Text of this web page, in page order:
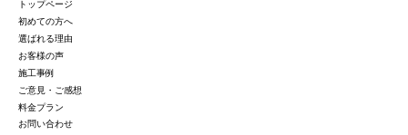
トップページ
初めての方へ
選ばれる理由
お客様の声
施工事例
ご意見・ご感想
料金プラン
お問い合わせ